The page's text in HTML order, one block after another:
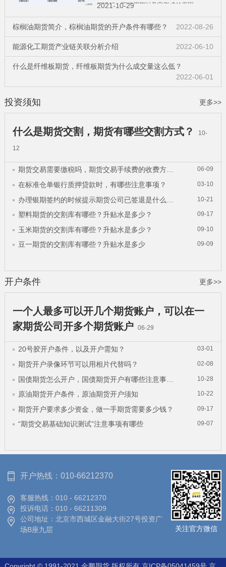
细讲解一下猪周期以及它形成的原因。
2021-10-29
棕榈油期货简介，棕榈油期货的开户条件有哪些？ 2022-08-26
能源化工期货产业链关联分析介绍 2022-06-10
什么是纤维板期货，纤维板期货为什么成交量这么低？
2022-06-01
投资须知 更多>>
什么是期货交割，期货有哪些交割方式？ 10-
12
期货交易需要缴税吗，期货交易手续费的收费方式？ 06-09
在标准仓单银行质押贷款时，有哪些注意事项？ 03-10
10-21
塑料期货的交割库有哪些？升贴水是多少？ 09-17
玉米期货的交割库有哪些？升贴水是多少？ 09-10
豆一期货的交割库有哪些？升贴水是多少 09-09
开户条件 更多>>
一个人最多可以开几个期货账户，可以在一
家期货公司开多个期货账户 06-29
20号胶开户条件，以及开户需知？ 03-01
期货开户录像环节可以用相片代替吗？ 02-08
国债期货怎么开户，国债期货开户有哪些注意事项？ 10-28
原油期货开户条件，原油期货开户须知 10-22
期货开户要求多少资金，做一手期货需要多少钱？ 09-17
“期货交易基础知识测试”注意事项有哪些 09-07
开户热线：010-66212370
客服热线：010 - 66212370
投诉电话：010 - 66211309
公司地址：北京市西城区金融大街27号投资广
场B座九层
关注官方微信